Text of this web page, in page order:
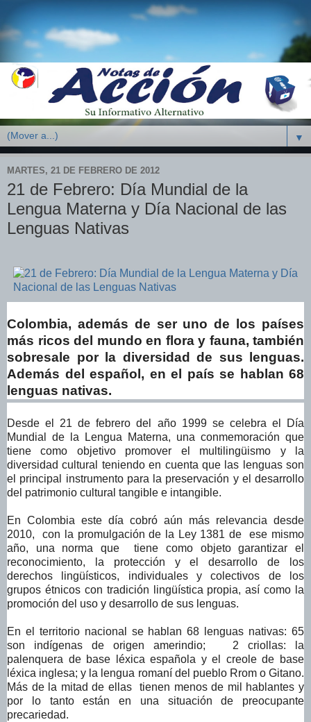
▼
MARTES, 21 DE FEBRERO DE 2012
21 de Febrero: Día Mundial de la
Lengua Materna y Día Nacional de las
Lenguas Nativas
Colombia, además de ser uno de los países
más ricos del mundo en flora y fauna, también
sobresale por la diversidad de sus lenguas.
Además del español, en el país se hablan 68
lenguas nativas.
Desde el 21 de febrero del año 1999 se celebra el Día
Mundial de la Lengua Materna, una conmemoración que
tiene como objetivo promover el multilingüismo y la
diversidad cultural teniendo en cuenta que las lenguas son
el principal instrumento para la preservación y el desarrollo
del patrimonio cultural tangible e intangible.
En Colombia este día cobró aún más relevancia desde
2010, con la promulgación de la Ley 1381 de ese mismo
año, una norma que tiene como objeto garantizar el
reconocimiento, la protección y el desarrollo de los
derechos lingüísticos, individuales y colectivos de los
grupos étnicos con tradición lingüística propia, así como la
promoción del uso y desarrollo de sus lenguas.
En el territorio nacional se hablan 68 lenguas nativas: 65
son indígenas de origen amerindio; 2 criollas: la
palenquera de base léxica española y el creole de base
léxica inglesa; y la lengua romaní del pueblo Rrom o Gitano.
Más de la mitad de ellas tienen menos de mil hablantes y
por lo tanto están en una situación de preocupante
precariedad.